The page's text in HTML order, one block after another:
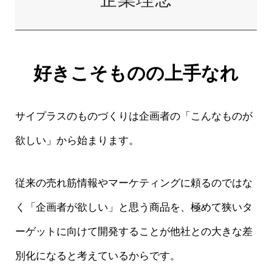
好きこそものの上手なれ
サイプラスのものづくりは企画者の「こんなものが
欲しい」から始まります。
従来の売れ筋情報やマーケティングに頼るのではな
く「企画者が欲しい」と思う商品を、極めて狭いタ
ーゲットに向けて開発することが他社との大きな差
別化になると考えているからです。